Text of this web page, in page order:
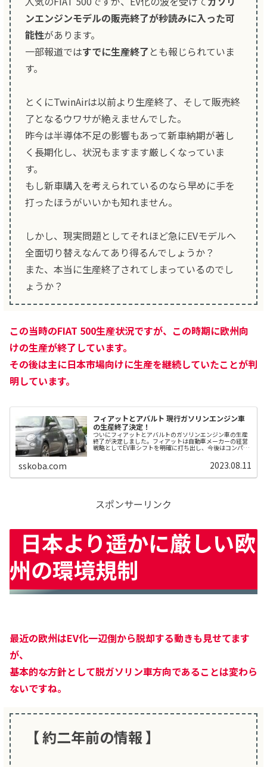
ンエンジンモデルの販売終了が秒読みに入った可
能性があります。
一部報道ではすでに生産終了とも報じられていま
す。
とくにTwinAirは以前より生産終了、そして販売終
了となるウワサが絶えませんでした。
昨今は半導体不足の影響もあって新車納期が著し
く長期化し、状況もますます厳しくなっていま
す。
もし新車購入を考えられているのなら早めに手を
打ったほうがいいかも知れません。
しかし、現実問題としてそれほど急にEVモデルへ
全面切り替えなんてあり得るんでしょうか？
また、本当に生産終了されてしまっているのでし
ょうか？
この当時のFIAT 500生産状況ですが、この時期に欧州向
けの生産が終了しています。
その後は主に日本市場向けに生産を継続していたことが判
明しています。
フィアットとアバルト 現行ガソリンエンジン車
の生産終了決定！
ついにフィアットとアバルトのガソリンエンジン車の生産
終了が決定しました。フィアットは自動車メーカーの経営
戦略としてEV車シフトを明確に打ち出し、今後はコンパク
sskoba.com 2023.08.11
スポンサーリンク
日本より遥かに厳しい欧
州の環境規制
最近の欧州はEV化一辺倒から脱却する動きも見せてます
が、
基本的な方針として脱ガソリン車方向であることは変わら
ないですね。
【 約二年前の情報 】